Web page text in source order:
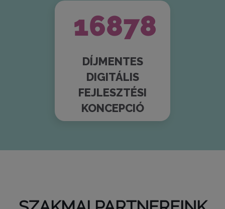
18840
DÍJMENTES
DIGITÁLIS
FEJLESZTÉSI
KONCEPCIÓ